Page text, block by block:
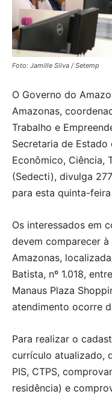
Foto: Jamille Silva / Setemp
O Governo do
Amazonas,
Trabalho e
Secretaria de
Econômico, Ciência,
(Sedecti), divulga
para esta quinta-
Os interessados em
devem comparecer
Amazonas,
Batista, nº 1.018,
Manaus Plaza
atendimento ocorre
Para realizar o
currículo atualizado,
PIS, CTPS,
residência) e